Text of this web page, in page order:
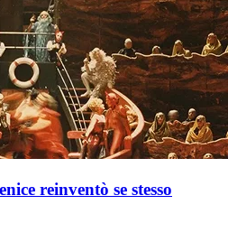
reinventò se stesso